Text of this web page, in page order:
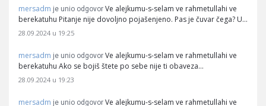
mersadm je unio odgovor Ve alejkumu-s-selam ve rahmetullahi ve
berekatuhu Pitanje nije dovoljno pojašenjeno. Pas je čuvar čega? U…
28.09.2024 u 19:25
mersadm je unio odgovor Ve alejkumu-s-selam ve rahmetullahi ve
berekatuhu Ako se bojiš štete po sebe nije ti obaveza…
28.09.2024 u 19:23
mersadm je unio odgovor Ve alejkumu-s-selam ve rahmetullahi ve